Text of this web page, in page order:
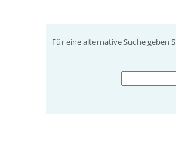
Für eine alternative Suche geben